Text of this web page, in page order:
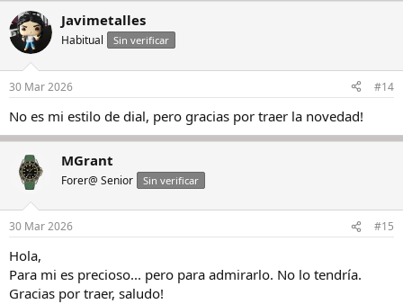
Javimetalles
Habitual Sin verificar
30 Mar 2026 #14
No es mi estilo de dial, pero gracias por traer la novedad!
MGrant
Forer@ Senior Sin verificar
30 Mar 2026 #15
Hola,
Para mi es precioso... pero para admirarlo. No lo tendría.
Gracias por traer, saludo!